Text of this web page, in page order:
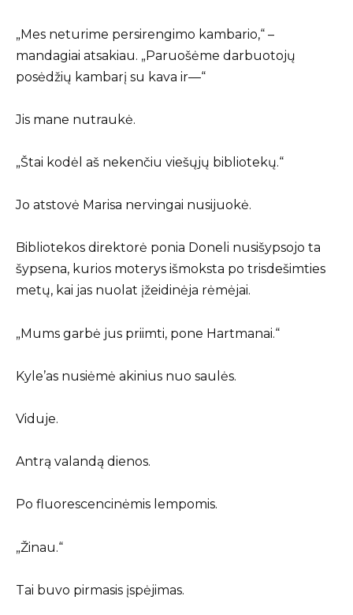
„Mes neturime persirengimo kambario,“ –
mandagiai atsakiau. „Paruošėme darbuotojų
posėdžių kambarį su kava ir—“
Jis mane nutraukė.
„Štai kodėl aš nekenčiu viešųjų bibliotekų.“
Jo atstovė Marisa nervingai nusijuokė.
Bibliotekos direktorė ponia Doneli nusišypsojo ta
šypsena, kurios moterys išmoksta po trisdešimties
metų, kai jas nuolat įžeidinėja rėmėjai.
„Mums garbė jus priimti, pone Hartmanai.“
Kyle’as nusiėmė akinius nuo saulės.
Viduje.
Antrą valandą dienos.
Po fluorescencinėmis lempomis.
„Žinau.“
Tai buvo pirmasis įspėjimas.